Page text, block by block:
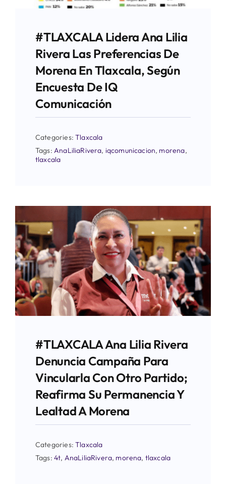
#TLAXCALA Lidera Ana Lilia
Rivera Las Preferencias De
Morena En Tlaxcala, Según
Encuesta De IQ
Comunicación
Categories:Tlaxcala
Tags:AnaLiliaRivera, iqcomunicacion, morena,
tlaxcala
#TLAXCALA Ana Lilia Rivera
Denuncia Campaña Para
Vincularla Con Otro Partido;
Reafirma Su Permanencia Y
Lealtad A Morena
Categories:Tlaxcala
Tags:4t, AnaLiliaRivera, morena, tlaxcala